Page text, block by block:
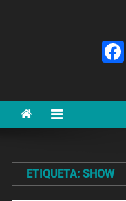
ETIQUETA: SHOW